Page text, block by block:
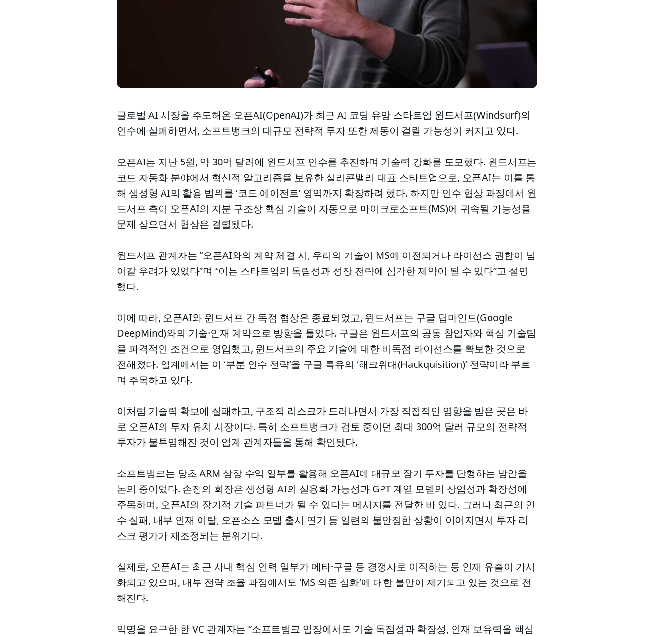
글로벌 AI 시장을 주도해온 오픈AI(OpenAI)가 최근 AI 코딩 유망 스타트업 윈드서프(Windsurf)의
인수에 실패하면서, 소프트뱅크의 대규모 전략적 투자 또한 제동이 걸릴 가능성이 커지고 있다.
오픈AI는 지난 5월, 약 30억 달러에 윈드서프 인수를 추진하며 기술력 강화를 도모했다. 윈드서프는
코드 자동화 분야에서 혁신적 알고리즘을 보유한 실리콘밸리 대표 스타트업으로, 오픈AI는 이를 통
해 생성형 AI의 활용 범위를 ‘코드 에이전트’ 영역까지 확장하려 했다. 하지만 인수 협상 과정에서 윈
드서프 측이 오픈AI의 지분 구조상 핵심 기술이 자동으로 마이크로소프트(MS)에 귀속될 가능성을
문제 삼으면서 협상은 결렬됐다.
윈드서프 관계자는 “오픈AI와의 계약 체결 시, 우리의 기술이 MS에 이전되거나 라이선스 권한이 넘
어갈 우려가 있었다”며 “이는 스타트업의 독립성과 성장 전략에 심각한 제약이 될 수 있다”고 설명
했다.
이에 따라, 오픈AI와 윈드서프 간 독점 협상은 종료되었고, 윈드서프는 구글 딥마인드(Google
DeepMind)와의 기술·인재 계약으로 방향을 틀었다. 구글은 윈드서프의 공동 창업자와 핵심 기술팀
을 파격적인 조건으로 영입했고, 윈드서프의 주요 기술에 대한 비독점 라이선스를 확보한 것으로
전해졌다. 업계에서는 이 ‘부분 인수 전략’을 구글 특유의 ‘해크위대(Hackquisition)’ 전략이라 부르
며 주목하고 있다.
이처럼 기술력 확보에 실패하고, 구조적 리스크가 드러나면서 가장 직접적인 영향을 받은 곳은 바
로 오픈AI의 투자 유치 시장이다. 특히 소프트뱅크가 검토 중이던 최대 300억 달러 규모의 전략적
투자가 불투명해진 것이 업계 관계자들을 통해 확인됐다.
소프트뱅크는 당초 ARM 상장 수익 일부를 활용해 오픈AI에 대규모 장기 투자를 단행하는 방안을
논의 중이었다. 손정의 회장은 생성형 AI의 실용화 가능성과 GPT 계열 모델의 상업성과 확장성에
주목하며, 오픈AI의 장기적 기술 파트너가 될 수 있다는 메시지를 전달한 바 있다. 그러나 최근의 인
수 실패, 내부 인재 이탈, 오픈소스 모델 출시 연기 등 일련의 불안정한 상황이 이어지면서 투자 리
스크 평가가 재조정되는 분위기다.
실제로, 오픈AI는 최근 사내 핵심 인력 일부가 메타·구글 등 경쟁사로 이직하는 등 인재 유출이 가시
화되고 있으며, 내부 전략 조율 과정에서도 ‘MS 의존 심화’에 대한 불만이 제기되고 있는 것으로 전
해진다.
익명을 요구한 한 VC 관계자는 “소프트뱅크 입장에서도 기술 독점성과 확장성, 인재 보유력을 핵심